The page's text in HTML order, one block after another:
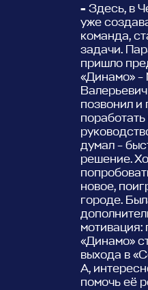
-Здесь, в
уже
команда,
задачи.
пришло
«Динамо»
позвонил
думал –
решение.
новое,
городе.
мотивация:
«Динамо»
выхода в
А,
помочь её